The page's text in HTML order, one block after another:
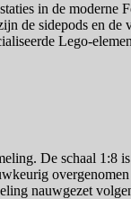
in de
de sidepods en
Lego-
De schaal 1:8
nauwgezet